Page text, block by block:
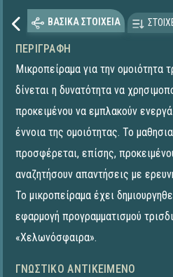
ΒΑΣΙΚΑ ΣΤΟΙΧΕΙΑ
ΠΕΡΙΓΡΑΦΉ
Μικροπείραμα για την ομοιότητα
δίνεται η δυνατότητα να
προκειμένου να εμπλακούν
έννοια της ομοιότητας. Το
προσφέρεται, επίσης,
αναζητήσουν απαντήσεις με
Το μικροπείραμα έχει
εφαρμογή προγραμματισμού
«Χελωνόσφαιρα».
ΓΝΩΣΤΙΚΌ ΑΝΤΙΚΕΊΜΕΝΟ